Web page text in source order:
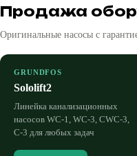
Продажа
Оригинальные насосы с
GRUNDFOS
Sololift2
Линейка канализационных
насосов WC-1, WC-3, CWC-3,
C-3 для любых задач